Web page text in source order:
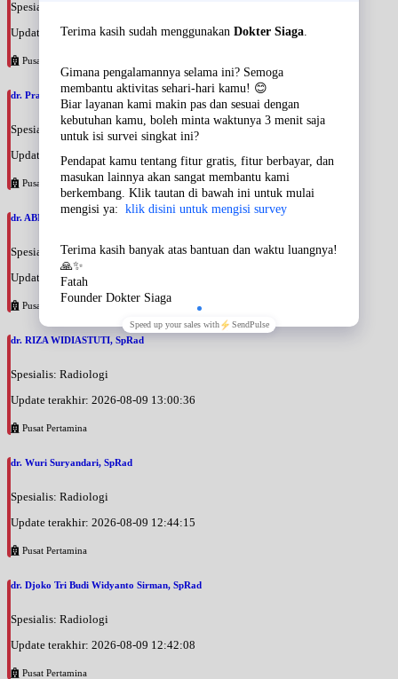
Spesialis: Rehabilitasi Medik
Update terakhir: 2026-08-09 13:10:21
Pusat Pertamina
dr. Pradewi Indrijastuti, SpRM
Spesialis: Rehabilitasi Medik
Update terakhir: 2026-08-09 13:06:10
Pusat Pertamina
dr. ABNER PENALEMEN BARUS, SpKFR
Spesialis: Rehabilitasi Medik
Update terakhir: 2026-08-09 13:04:18
Pusat Pertamina
dr. RIZA WIDIASTUTI, SpRad
Spesialis: Radiologi
Update terakhir: 2026-08-09 13:00:36
Pusat Pertamina
dr. Wuri Suryandari, SpRad
Spesialis: Radiologi
Update terakhir: 2026-08-09 12:44:15
Pusat Pertamina
dr. Djoko Tri Budi Widyanto Sirman, SpRad
Spesialis: Radiologi
Update terakhir: 2026-08-09 12:42:08
Pusat Pertamina